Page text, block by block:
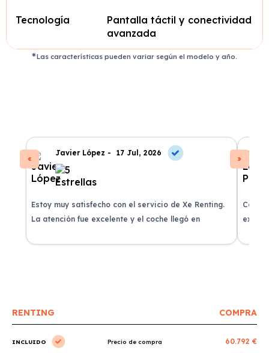
Tecnología
Pantalla táctil y conectividad
avanzada
Las características pueden variar según el modelo y año.
Javier López - 17 Jul, 2026
Estoy muy satisfecho con el servicio de Xe Renting.
La atención fue excelente y el coche llegó en
RENTING COMPRA
INCLUIDO Precio de compra 60.792 €